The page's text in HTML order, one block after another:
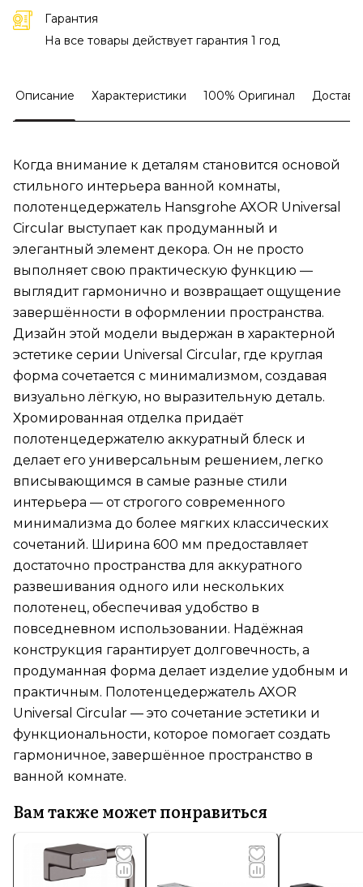
Гарантия
На все товары действует гарантия 1 год
Описание Характеристики 100% Оригинал
Когда внимание к деталям становится основой
стильного интерьера ванной комнаты,
полотенцедержатель Hansgrohe AXOR Universal
Circular выступает как продуманный и
элегантный элемент декора. Он не просто
выполняет свою практическую функцию —
выглядит гармонично и возвращает ощущение
завершённости в оформлении пространства.
Дизайн этой модели выдержан в характерной
эстетике серии Universal Circular, где круглая
форма сочетается с минимализмом, создавая
визуально лёгкую, но выразительную деталь.
Хромированная отделка придаёт
полотенцедержателю аккуратный блеск и
делает его универсальным решением, легко
вписывающимся в самые разные стили
интерьера — от строгого современного
минимализма до более мягких классических
сочетаний. Ширина 600 мм предоставляет
достаточно пространства для аккуратного
развешивания одного или нескольких
полотенец, обеспечивая удобство в
повседневном использовании. Надёжная
конструкция гарантирует долговечность, а
продуманная форма делает изделие удобным и
практичным. Полотенцедержатель AXOR
Universal Circular — это сочетание эстетики и
функциональности, которое помогает создать
гармоничное, завершённое пространство в
ванной комнате.
Вам также может понравиться